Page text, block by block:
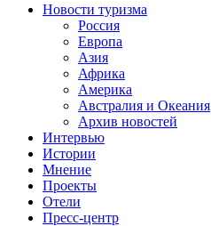
Новости туризма
Россия
Европа
Азия
Африка
Америка
Австралия и Океания
Архив новостей
Интервью
Истории
Мнение
Проекты
Отели
Пресс-центр